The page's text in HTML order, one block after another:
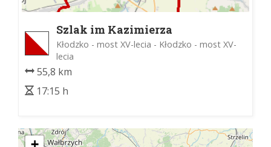
Szlak im Kazimierza
Rzewuskiego
Kłodzko - most XV-lecia - Kłodzko - most XV-
lecia
55,8 km
17:15 h